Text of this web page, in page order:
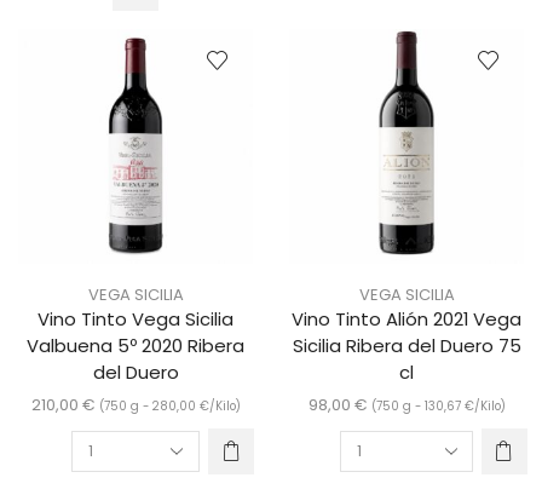
VEGA SICILIA
Vino Tinto Vega Sicilia
Valbuena 5º 2020 Ribera
del Duero
210,00 € (750 g - 280,00 €/Kilo)
VEGA SICILIA
Vino Tinto Alión 2021 Vega
Sicilia Ribera del Duero 75
cl
98,00 € (750 g - 130,67 €/Kilo)